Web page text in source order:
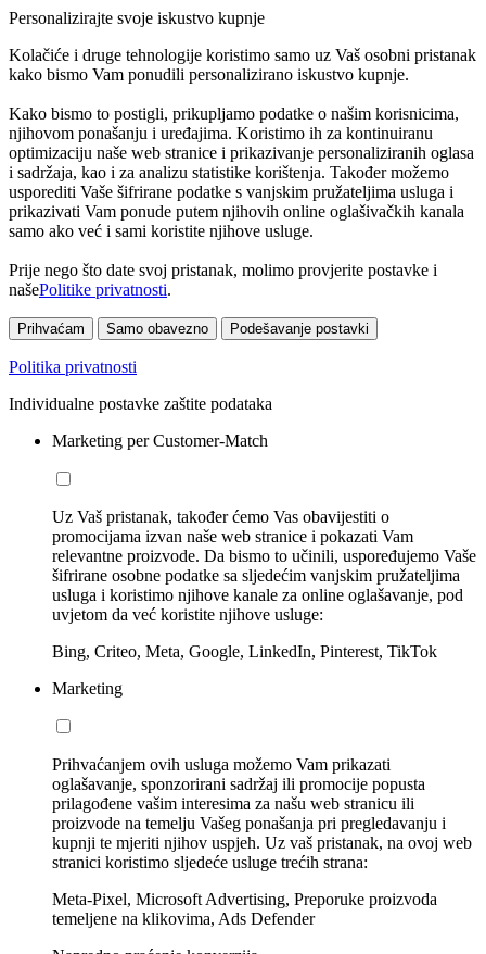
Personalizirajte svoje iskustvo kupnje
Kolačiće i druge tehnologije koristimo samo uz Vaš osobni pristanak
kako bismo Vam ponudili personalizirano iskustvo kupnje.
Kako bismo to postigli, prikupljamo podatke o našim korisnicima,
njihovom ponašanju i uređajima. Koristimo ih za kontinuiranu
optimizaciju naše web stranice i prikazivanje personaliziranih oglasa
i sadržaja, kao i za analizu statistike korištenja. Također možemo
usporediti Vaše šifrirane podatke s vanjskim pružateljima usluga i
prikazivati Vam ponude putem njihovih online oglašivačkih kanala
samo ako već i sami koristite njihove usluge.
Prije nego što date svoj pristanak, molimo provjerite postavke i
našePolitike privatnosti.
Prihvaćam Samo obavezno Podešavanje postavki
Politika privatnosti
Individualne postavke zaštite podataka
Marketing per Customer-Match
Uz Vaš pristanak, također ćemo Vas obavijestiti o
promocijama izvan naše web stranice i pokazati Vam
relevantne proizvode. Da bismo to učinili, uspoređujemo Vaše
šifrirane osobne podatke sa sljedećim vanjskim pružateljima
usluga i koristimo njihove kanale za online oglašavanje, pod
uvjetom da već koristite njihove usluge:
Bing, Criteo, Meta, Google, LinkedIn, Pinterest, TikTok
Marketing
Prihvaćanjem ovih usluga možemo Vam prikazati
oglašavanje, sponzorirani sadržaj ili promocije popusta
prilagođene vašim interesima za našu web stranicu ili
proizvode na temelju Vašeg ponašanja pri pregledavanju i
kupnji te mjeriti njihov uspjeh. Uz vaš pristanak, na ovoj web
stranici koristimo sljedeće usluge trećih strana:
Meta-Pixel, Microsoft Advertising, Preporuke proizvoda
temeljene na klikovima, Ads Defender